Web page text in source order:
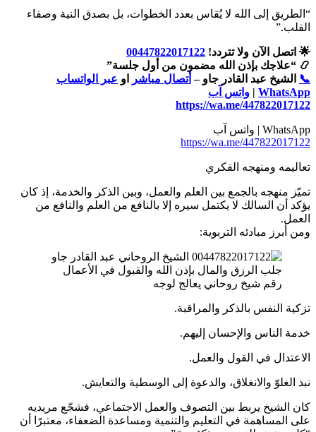
“الطريق إلى الله لا يُقاس بعدد الخطوات، بل بصدق النية وصفاء
القلب.”
🌟 اتصل الآن ولا تتردد! 00447822017122
📿 “علاجك بإذن الله مضمون من أول جلسة”
📞
الشيخ عبد القادر جاو – أتصال مباشر او عبر الواتساب
WhatsApp
| واتس آب
https://wa.me/447822017122
WhatsApp | واتس آب
https://wa.me/447822017122
تعاليمه ومنهجه الفكري
تميّز منهجه بالجمع بين العلم والعمل، وبين الذكر والخدمة، إذ كان
يؤكد أن السالك لا يكتمل سيره إلا بالنافع من العلم والنافع من
العمل.
ومن أبرز مبادئه التربوية:
رقم شيخ روحاني يعالج لوجه
تزكية النفس بالذكر والمراقبة.
خدمة الناس والإحسان إليهم.
الاعتدال في القول والعمل.
نبذ الغلوّ والانغلاق، والدعوة إلى الوسطية والتعايش.
كان الشيخ يربط بين التصوف والعمل الاجتماعي، فشجّع مريديه
على المساهمة في التعليم والتنمية ومساعدة الضعفاء، معتبرًا أن